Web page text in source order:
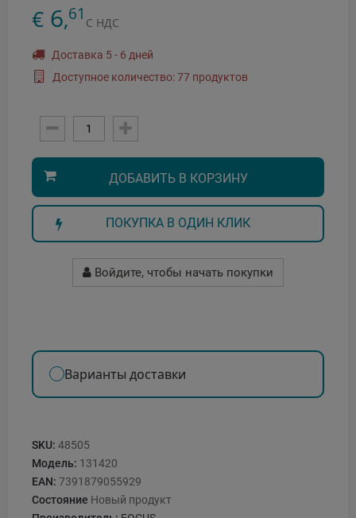
€ 6,61 С НДС
Доставка 5 - 6 дней
Доступное количество: 77 продуктов
ДОБАВИТЬ В КОРЗИНУ
ПОКУПКА В ОДИН КЛИК
Войдите, чтобы начать покупки
Варианты доставки
SKU: 48505
Модель: 131420
EAN: 7391879055929
Состояние Новый продукт